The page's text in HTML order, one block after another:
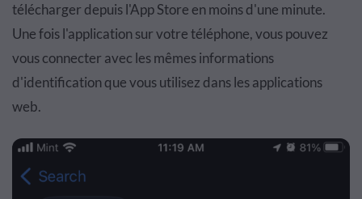
télécharger depuis l'App Store en moins d'une minute.
Une fois l'application sur votre téléphone, vous pouvez
vous connecter avec les mêmes informations
d'identification que vous utilisez dans les applications
web.